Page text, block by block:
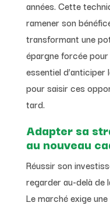
années. Cette
ramener son
transformant une
épargne forcée
essentiel d’anticiper
pour saisir ces
tard.
Adapter sa
au nouveau
Réussir son
regarder au-delà de
Le marché exige